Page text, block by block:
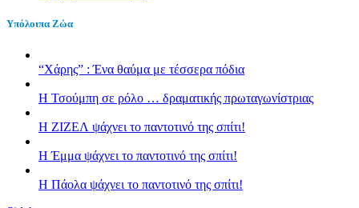
Υπόλοιπα Ζώα
“Χάρης” : Ένα θαύμα με τέσσερα πόδια
H Τσούμπη σε ρόλο … δραματικής πρωταγωνίστριας
Η ΖΙΖΕΛ ψάχνει το παντοτινό της σπίτι!
H Έμμα ψάχνει το παντοτινό της σπίτι!
Η Πάολα ψάχνει το παντοτινό της σπίτι!